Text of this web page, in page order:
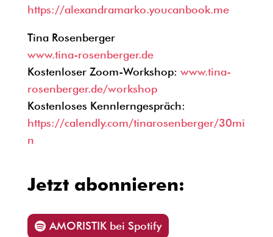
https://alexandramarko.youcanbook.me
Tina Rosenberger
www.tina-rosenberger.de
Kostenloser Zoom-Workshop: www.tina-
rosenberger.de/workshop
Kostenloses Kennlerngespräch:
https://calendly.com/tinarosenberger/30mi
n
Jetzt abonnieren:
AMORISTIK bei Spotify